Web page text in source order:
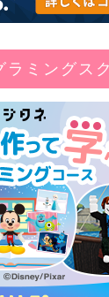
ラミングス